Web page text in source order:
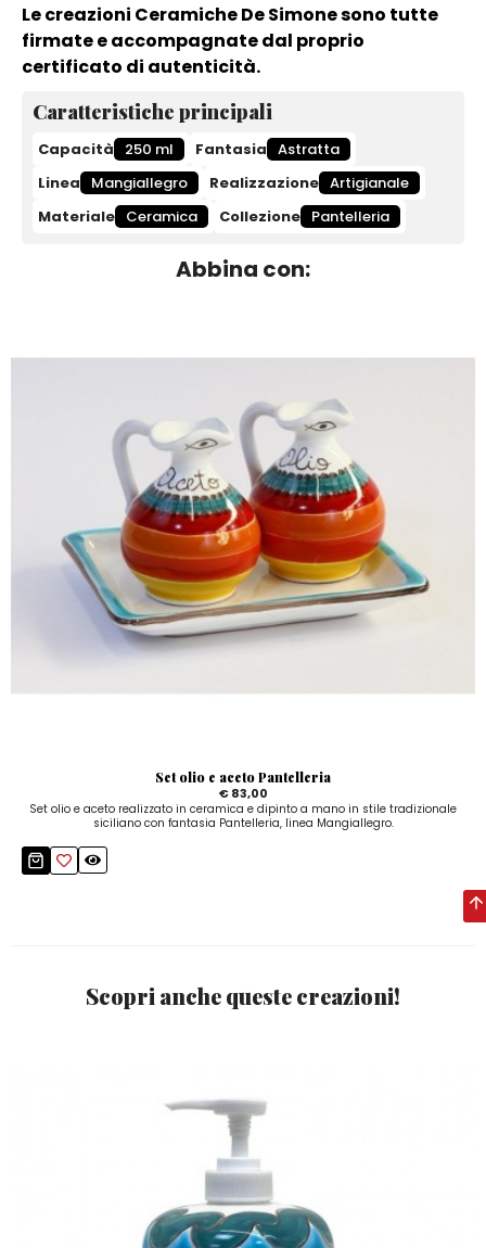
Le creazioni Ceramiche De Simone sono tutte
firmate e accompagnate dal proprio
certificato di autenticità.
Caratteristiche principali
Capacità 250 ml Fantasia Astratta
Linea
Mangiallegro Realizzazione Artigianale
Materiale Ceramica Collezione Pantelleria
Abbina con:
Set olio e aceto Pantelleria
€ 83,00
Set olio e aceto realizzato in ceramica e dipinto a mano in stile tradizionale
siciliano con fantasia Pantelleria, linea Mangiallegro.
Scopri anche queste creazioni!